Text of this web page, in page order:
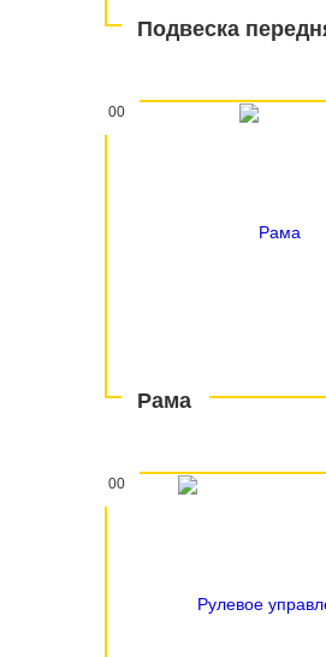
Подвеска
00
Рама
00